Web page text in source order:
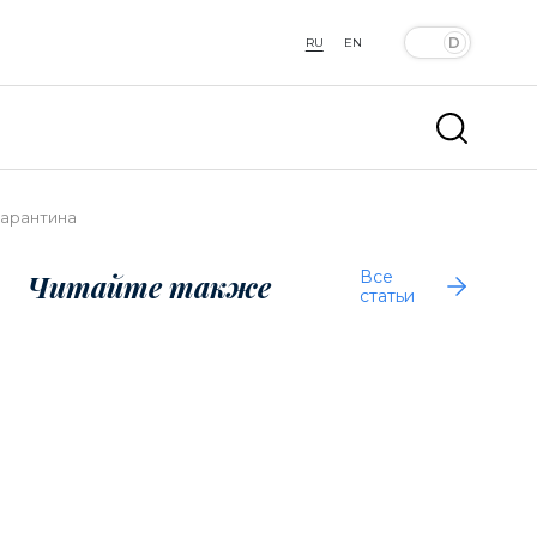
RU EN
Читайте также
Все
статьи